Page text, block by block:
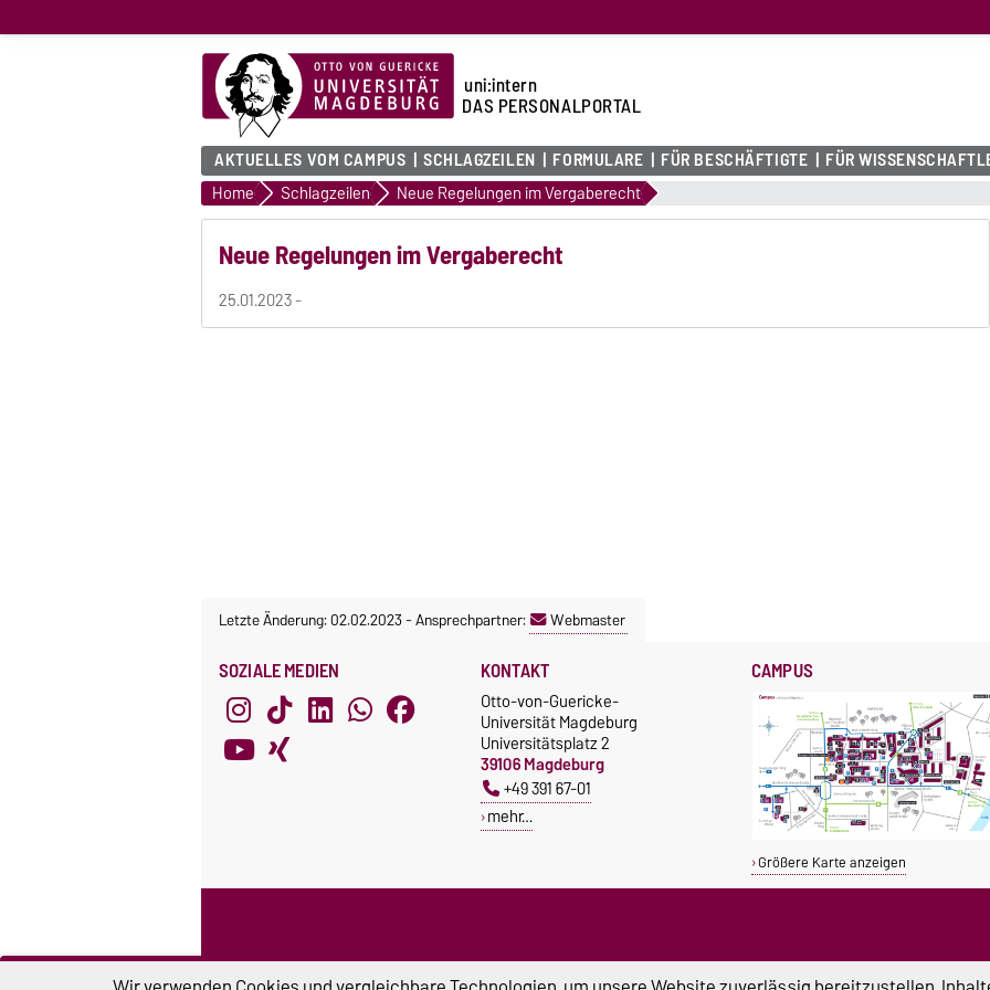
uni:intern
DAS PERSONALPORTAL
AKTUELLES VOM CAMPUS SCHLAGZEILEN FORMULARE FÜR BESCHÄFTIGTE FÜR
Home Schlagzeilen Neue Regelungen im Vergaberecht
Neue Regelungen im Vergaberecht
25.01.2023 -
Letzte Änderung: 02.02.2023-Ansprechpartner: Webmaster
SOZIALE MEDIEN KONTAKT
Otto-von-Guericke-
Universität Magdeburg
Universitätsplatz 2
39106 Magdeburg
+49 391 67-01
mehr…
CAMPUS
Größere Karte anzeigen